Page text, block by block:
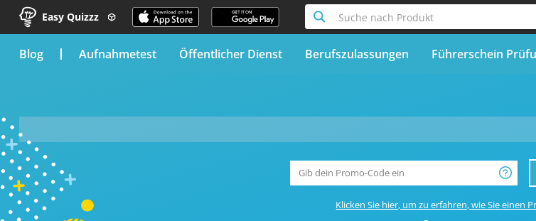
Easy Quizzz Suche nach Produkt
blog Aufnahmetest Öffentlicher Dienst Berufszulassungen Führerschein
Klicken Sie hier, um zu erfahren, wie Sie einen